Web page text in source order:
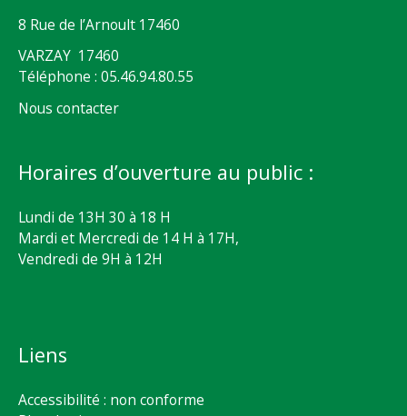
8 Rue de l’Arnoult 17460
VARZAY 17460
Téléphone : 05.46.94.80.55
Nous contacter
Horaires d’ouverture au public :
Lundi de 13H 30 à 18 H
Mardi et Mercredi de 14 H à 17H,
Vendredi de 9H à 12H
Liens
Accessibilité : non conforme